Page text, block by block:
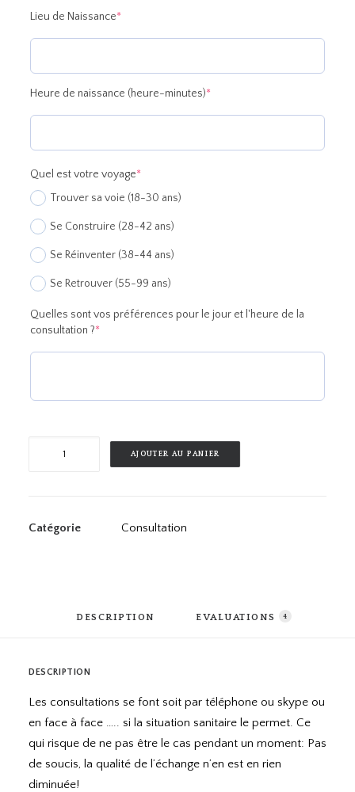
Lieu de Naissance*
Heure de naissance (heure-minutes)*
Quel est votre voyage*
Trouver sa voie (18-30 ans)
Se Construire (28-42 ans)
Se Réinventer (38-44 ans)
Se Retrouver (55-99 ans)
Quelles sont vos préférences pour le jour et l'heure de la
consultation ?*
consultation
AJOUTER AU PANIER
Catégorie Consultation
DESCRIPTION EVALUATIONS 4
DESCRIPTION
Les consultations se font soit par téléphone ou skype ou
en face à face ….. si la situation sanitaire le permet. Ce
qui risque de ne pas être le cas pendant un moment: Pas
de soucis, la qualité de l’échange n’en est en rien
diminuée!